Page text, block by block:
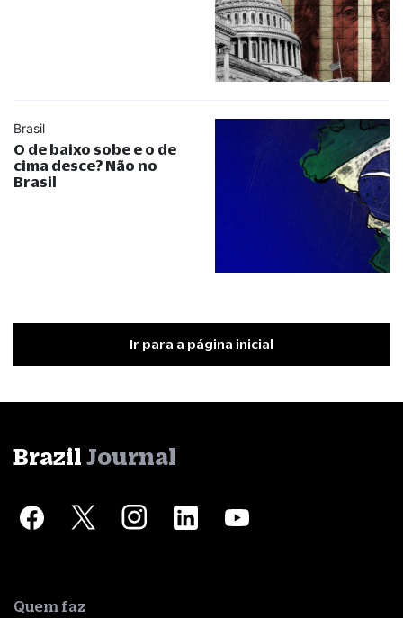
Brasil
O de baixo sobe e o de
cima desce? Não no
Brasil
Ir para a página inicial
Brazil Journal
Quem faz